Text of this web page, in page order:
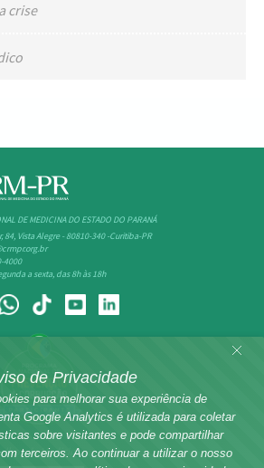
crise
DE MEDICINA DO ESTADO DO PARANÁ
84, Vista Alegre - 80810-340 -Curitiba-PR
4000
a sexta, das 8h às 18h
de Medicina
de Privacidade
para melhorar sua experiência de
Google Analytics é utilizada para coletar
sobre visitantes e pode compartilhar
terceiros. Ao continuar a utilizar o nosso